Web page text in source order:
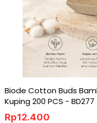
Biode Cotton Buds
Kuping 200 PCS - BD277
Rp12.400